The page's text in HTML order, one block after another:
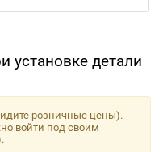
установке детали
розничные цены).
войти под своим